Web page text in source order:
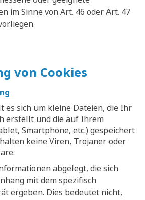
im Sinne von Art. 46 oder Art. 47
von Cookies
es sich um kleine Dateien, die Ihr
erstellt und die auf Ihrem
Smartphone, etc.) gespeichert
keine Viren, Trojaner oder
abgelegt, die sich
mit dem spezifisch
ergeben. Dies bedeutet nicht,